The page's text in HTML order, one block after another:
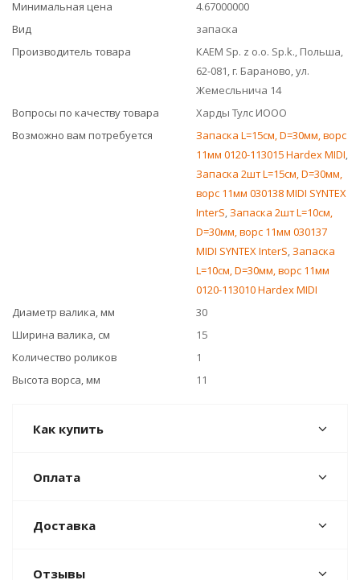
Минимальная цена
4.67000000
Вид
запаска
Производитель товара
КАЕМ Sp. z o.o. Sp.k., Польша,
62-081, г. Бараново, ул.
Жемесльнича 14
Вопросы по качеству товара
Харды Тулс ИООО
Возможно вам потребуется
Запаска L=15см, D=30мм, ворс
11мм 0120-113015 Hardex MIDI,
Запаска 2шт L=15см, D=30мм,
ворс 11мм 030138 MIDI SYNTEX
InterS,Запаска 2шт L=10см,
D=30мм, ворс 11мм 030137
MIDI SYNTEX InterS,Запаска
L=10см, D=30мм, ворс 11мм
0120-113010 Hardex MIDI
Диаметр валика, мм
30
Ширина валика, см
15
Количество роликов
1
Высота ворса, мм
11
Как купить
Оплата
Доставка
Отзывы